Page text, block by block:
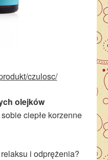
czulosc/
olejków
ciepłe korzenne
i odprężenia?